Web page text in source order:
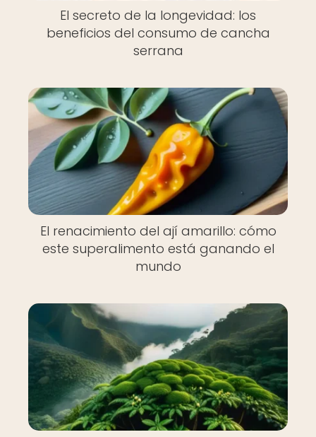
El secreto de la longevidad: los
beneficios del consumo de cancha
serrana
El renacimiento del ají amarillo: cómo
este superalimento está ganando el
mundo